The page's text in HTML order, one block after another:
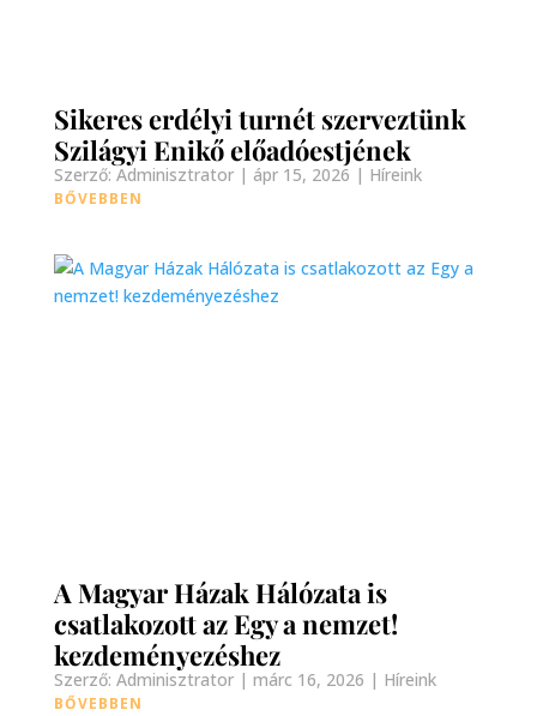
Sikeres erdélyi turnét szerveztünk
Szilágyi Enikő előadóestjének
Szerző: Adminisztrator| ápr 15, 2026 | Híreink
BŐVEBBEN
A Magyar Házak Hálózata is
csatlakozott az Egy a nemzet!
kezdeményezéshez
Szerző: Adminisztrator| márc 16, 2026 | Híreink
BŐVEBBEN